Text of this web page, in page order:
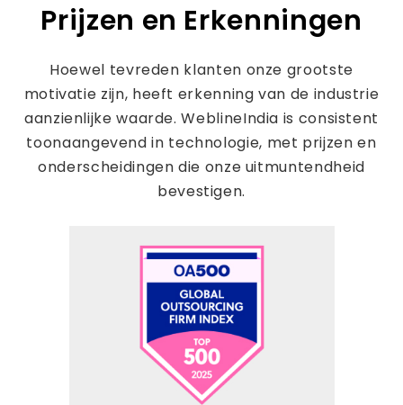
Prijzen en Erkenningen
Hoewel tevreden klanten onze grootste
motivatie zijn, heeft erkenning van de industrie
aanzienlijke waarde. WeblineIndia is consistent
toonaangevend in technologie, met prijzen en
onderscheidingen die onze uitmuntendheid
bevestigen.